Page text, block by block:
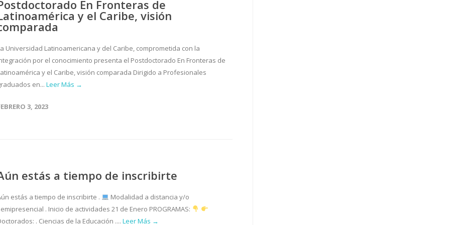
En Fronteras de
y el Caribe, visión
Universidad Latinoamericana y del Caribe, comprometida con la
por el conocimiento presenta el Postdoctorado En Fronteras de
y el Caribe, visión comparada Dirigido a Profesionales
en... Leer Más →
3, 2023
estás a tiempo de inscribirte
estás a tiempo de inscribirte .
Modalidad a distancia y/o
. Inicio de actividades 21 de Enero PROGRAMAS:
. Ciencias de la Educación .... Leer Más →